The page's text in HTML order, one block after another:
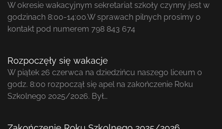
W okresie wakacyjnym sekretariat szkoły czynny jest w
godzinach 8:00-14:00.W sprawach pilnych prosimy o
kontakt pod numerem 798 843 674
Rozpoczęły się wakacje
W piątek 26 czerwca na dziedzińcu naszego liceum o
godz. 8:00 rozpoczął się apel na zakończenie Roku
Szkolnego 2025/2026. Był…